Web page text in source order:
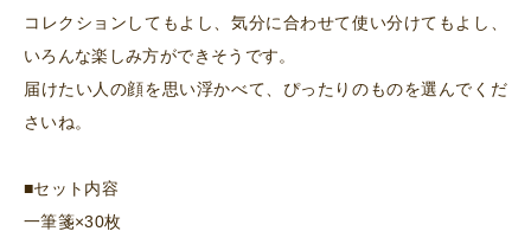
コレクションしてもよし、気分に合わせて使い分けてもよし、
いろんな楽しみ方ができそうです。
届けたい人の顔を思い浮かべて、ぴったりのものを選んでくだ
さいね。
■セット内容
一筆箋×30枚